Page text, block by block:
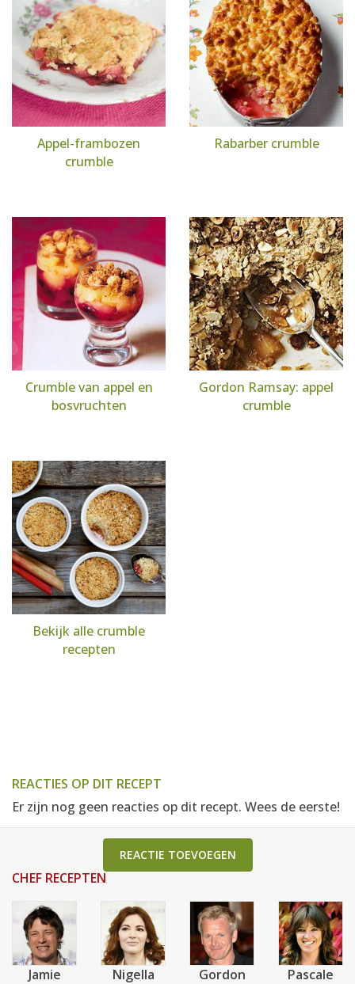
Appel-frambozen
crumble
Rabarber crumble
Crumble van appel en
bosvruchten
Gordon Ramsay: appel
crumble
Bekijk alle crumble
recepten
REACTIES OP DIT RECEPT
Er zijn nog geen reacties op dit recept. Wees de eerste!
REACTIE TOEVOEGEN
CHEF RECEPTEN
Jamie Nigella Gordon Pascale